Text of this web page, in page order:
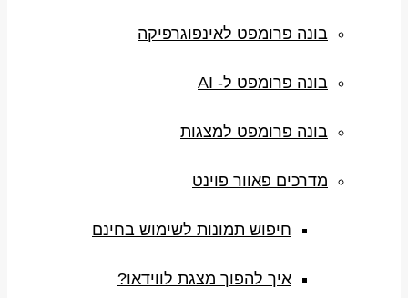
בונה פרומפט לאינפוגרפיקה
בונה פרומפט ל- AI
בונה פרומפט למצגות
מדרכים פאוור פוינט
חיפוש תמונות לשימוש בחינם
איך להפוך מצגת לווידאו?